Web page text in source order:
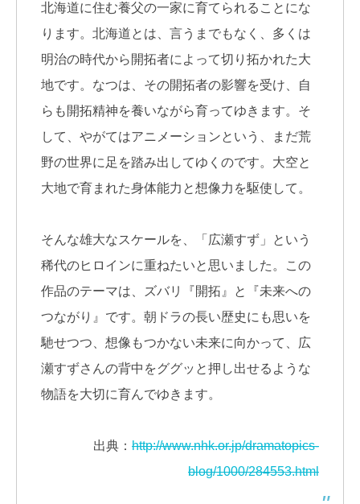
北海道に住む養父の一家に育てられることにな
ります。北海道とは、言うまでもなく、多くは
明治の時代から開拓者によって切り拓かれた大
地です。なつは、その開拓者の影響を受け、自
らも開拓精神を養いながら育ってゆきます。そ
して、やがてはアニメーションという、まだ荒
野の世界に足を踏み出してゆくのです。大空と
大地で育まれた身体能力と想像力を駆使して。
そんな雄大なスケールを、「広瀬すず」という
稀代のヒロインに重ねたいと思いました。この
作品のテーマは、ズバリ『開拓』と『未来への
つながり』です。朝ドラの長い歴史にも思いを
馳せつつ、想像もつかない未来に向かって、広
瀬すずさんの背中をググッと押し出せるような
物語を大切に育んでゆきます。
出典： http://www.nhk.or.jp/dramatopics-
blog/1000/284553.html